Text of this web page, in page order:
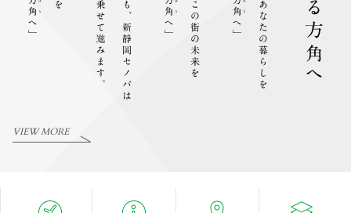
VIEW MORE